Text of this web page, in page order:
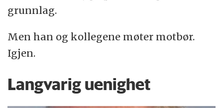
grunnlag.
Men han og kollegene møter motbør.
Igjen.
Langvarig uenighet